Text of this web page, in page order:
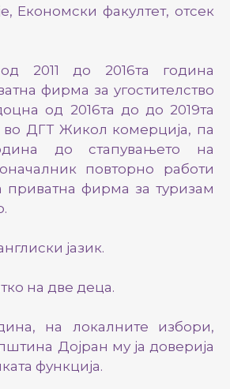
Економски факултет, отсек
од 2011 до 2016та година
фирма за угостителство
од 2016та до до 2019та
во ДГТ Жикол комерција, па
до стапувањето на
повторно работи
приватна фирма за туризам
јазик.
на две деца.
на локалните избори,
Дојран му ја доверија
функција.